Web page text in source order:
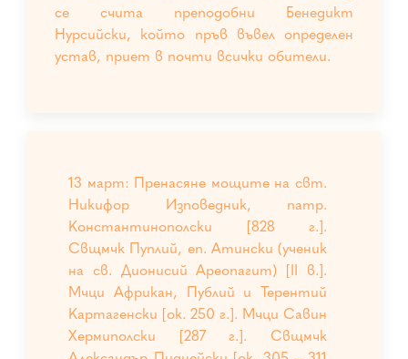
се счита преподобни Бенедикт
Нурсийски, който пръв въвел определен
устав, приет в почти всички обители.
13 март: Пренасяне мощите на свт.
Никифор Изповедник, патр.
Константинополски [828 г.].
Свщмчк Пуплий, еп. Атински (ученик
на св. Дионисий Ареопагит) [II в.].
Мчци Африкан, Публий и Терентий
Картагенски [ок. 250 г.]. Мчци Савин
Хермиполски [287 г.]. Свщмчк